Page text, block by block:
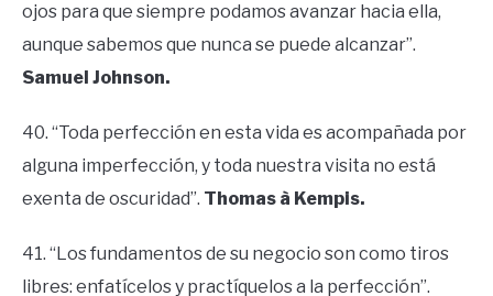
ojos para que siempre podamos avanzar hacia ella,
aunque sabemos que nunca se puede alcanzar”.
Samuel Johnson.
40. “Toda perfección en esta vida es acompañada por
alguna imperfección, y toda nuestra visita no está
exenta de oscuridad”. Thomas à Kempis.
41. “Los fundamentos de su negocio son como tiros
libres: enfatícelos y practíquelos a la perfección”.